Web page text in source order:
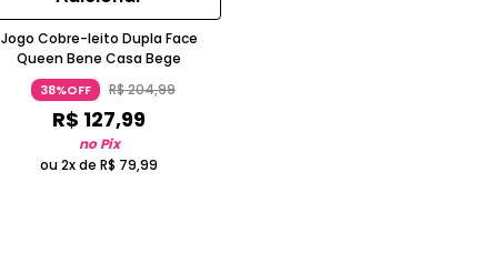
Jogo Cobre-leito Dupla Face
Queen Bene Casa Bege
38%OFF R$204,99
R$ 127,99
no Pix
ou 2x deR$ 79,99